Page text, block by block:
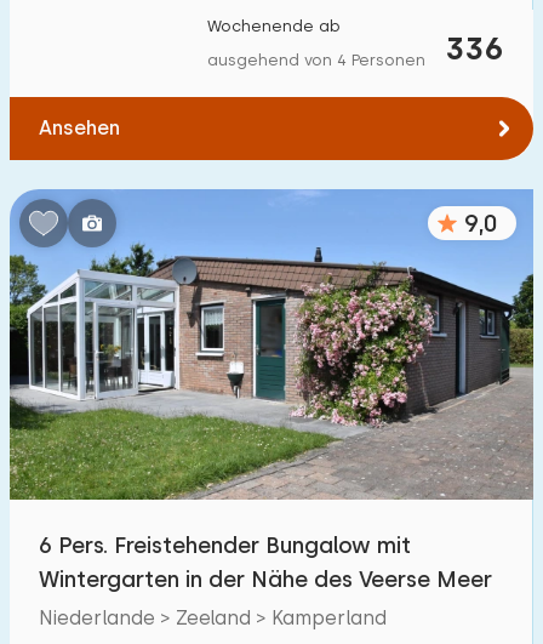
336
Wochenende ab
ausgehend von 4 Personen
Ansehen
9,0
6 Pers. Freistehender Bungalow mit
Wintergarten in der Nähe des Veerse Meer
Niederlande > Zeeland > Kamperland